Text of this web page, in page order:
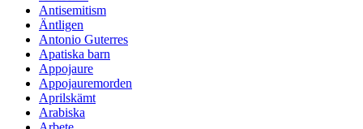
Antisemitism
Äntligen
Antonio Guterres
Apatiska barn
Appojaure
Appojauremorden
Aprilskämt
Arabiska